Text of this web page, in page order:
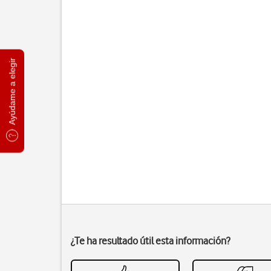
Ayúdame a elegir
¿Te ha resultado útil esta información?